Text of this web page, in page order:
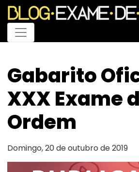
Menu
Gabarito
XXX Exame
Ordem
Domingo, 20 de outubro de 2019